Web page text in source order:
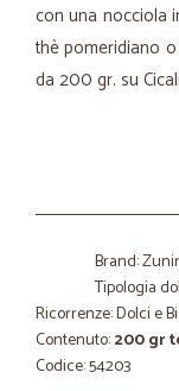
con una nocciola
thè pomeridiano
da 200 gr. su
Brand:
Tipologia
Ricorrenze: Dolci e
Contenuto:200 gr
Codice: 54203